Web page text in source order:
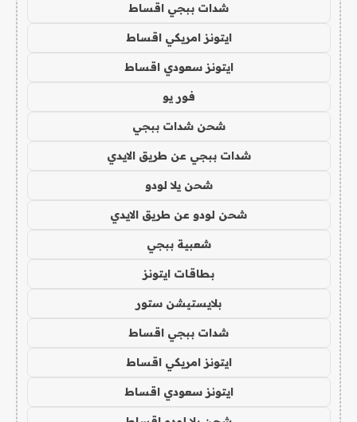
شدات ببجي اقساط
ايتونز امريكي اقساط
ايتونز سعودي اقساط
فور يو
شحن شدات ببجي
شدات ببجي عن طريق الايدي
شحن يلا لودو
شحن لودو عن طريق الايدي
شعبية ببجي
بطاقات ايتونز
بلايستيشن ستور
شدات ببجي اقساط
ايتونز امريكي اقساط
ايتونز سعودي اقساط